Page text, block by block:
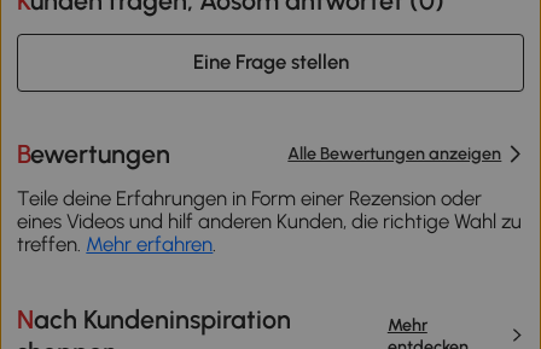
Eine Frage stellen
Bewertungen Alle Bewertungen anzeigen
Teile deine Erfahrungen in Form einer Rezension oder
eines Videos und hilf anderen Kunden, die richtige Wahl zu
treffen. Mehr erfahren.
Nach Kundeninspiration
Mehr